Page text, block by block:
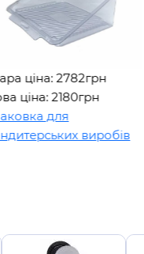
виробів
Стара